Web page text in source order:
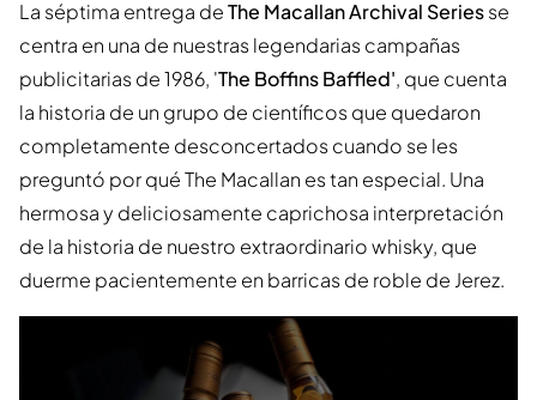
La séptima entrega deThe Macallan Archival Seriesse
centra en una de nuestras legendarias campañas
publicitarias de 1986, 'The Boffins Baffled', que cuenta
la historia de un grupo de científicos que quedaron
completamente desconcertados cuando se les
preguntó por qué The Macallan es tan especial. Una
hermosa y deliciosamente caprichosa interpretación
de la historia de nuestro extraordinario whisky, que
duerme pacientemente en barricas de roble de Jerez.